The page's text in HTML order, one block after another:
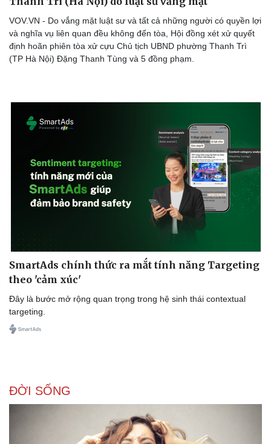
Doanh nghiệp
Công nghệ
VOV.VN - Do vắng mặt luật sư và tất cả những người có quyền lợi
và nghĩa vụ liên quan đều không đến tòa, Hội đồng xét xử quyết
định hoãn phiên tòa xử cựu Chủ tịch UBND phường Thanh Trì
(TP Hà Nội) Đặng Thanh Tùng và 5 đồng phạm.
SmartAds chính thức ra mắt tính năng Targeting
theo 'cảm xúc'
Đây là bước mở rộng quan trọng trong hệ sinh thái contextual
targeting.
ĐỜI SỐNG